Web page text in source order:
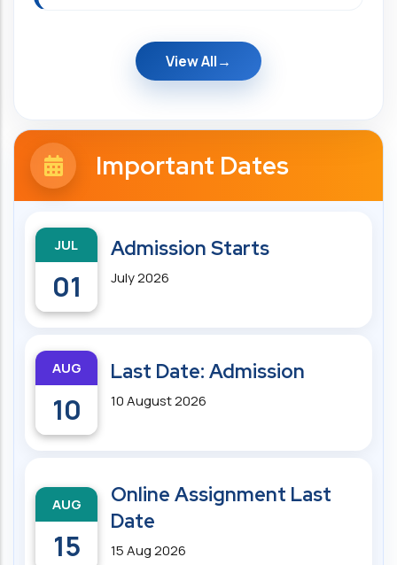
View All
Important Dates
JUL
01
Admission Starts
July 2026
AUG
10
Last Date: Admission
10 August 2026
AUG
15
Online Assignment Last
Date
15 Aug 2026